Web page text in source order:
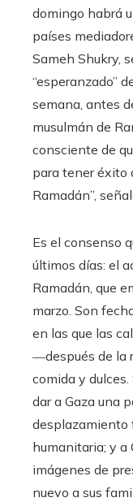
domingo habrá
países
Sameh Shukry,
“esperanzado”
semana, antes
musulmán de
consciente de
para tener éxito
Ramadán”,
Es el consenso
últimos días: el
Ramadán, que
marzo. Son
en las que las
―después de la
comida y
dar a Gaza una
desplazamiento
humanitaria; y a
imágenes de
nuevo a sus